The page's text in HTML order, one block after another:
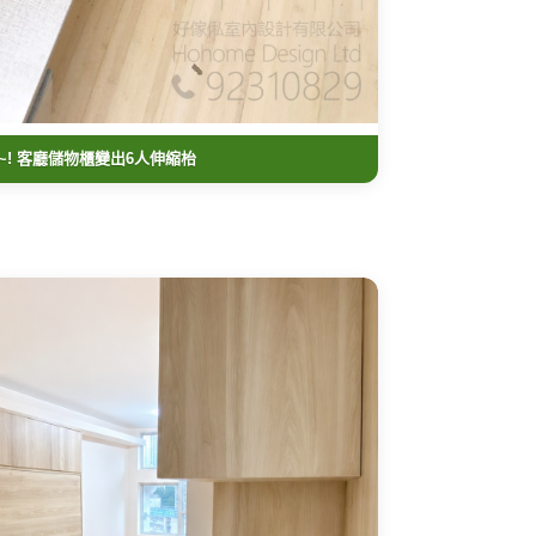
客廳儲物櫃變出6人伸縮枱